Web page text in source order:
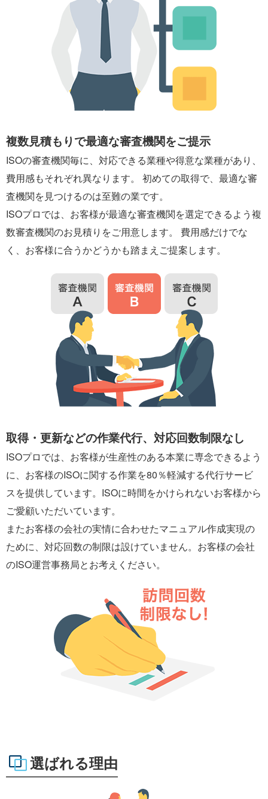
複数見積もりで最適な審査機関をご提示
ISOの審査機関毎に、対応できる業種や得意な業種があり、
費用感もそれぞれ異なります。 初めての取得で、最適な審
査機関を見つけるのは至難の業です。
ISOプロでは、お客様が最適な審査機関を選定できるよう複
数審査機関のお見積りをご用意します。 費用感だけでな
く、お客様に合うかどうかも踏まえご提案します。
取得・更新などの作業代行、対応回数制限なし
ISOプロでは、お客様が生産性のある本業に専念できるよう
に、お客様のISOに関する作業を80％軽減する代行サービ
スを提供しています。ISOに時間をかけられないお客様から
ご愛顧いただいています。
またお客様の会社の実情に合わせたマニュアル作成実現の
ために、対応回数の制限は設けていません。お客様の会社
のISO運営事務局とお考えください。
選ばれる理由